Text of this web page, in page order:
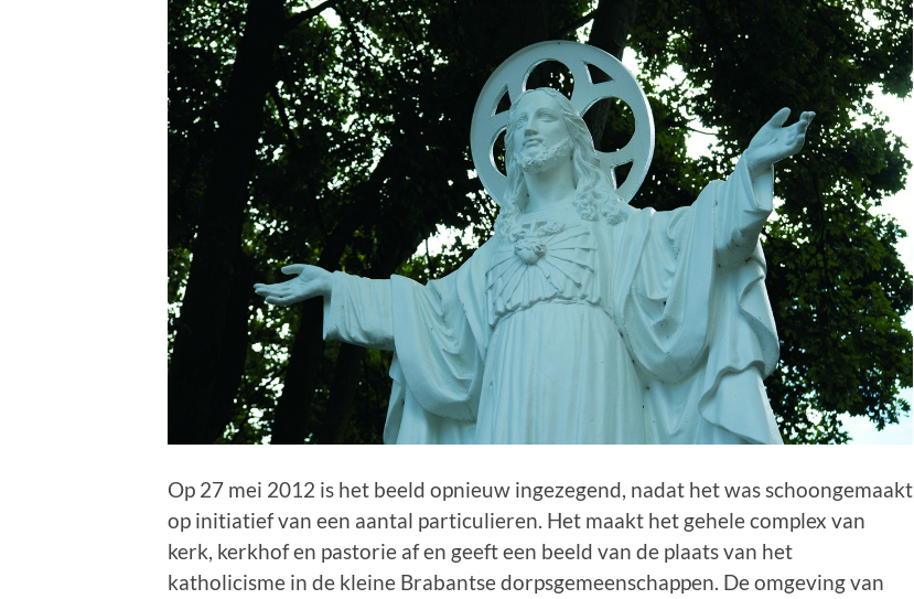
Op 27 mei 2012 is het beeld opnieuw ingezegend, nadat het was schoongemaakt
op initiatief van een aantal particulieren. Het maakt het gehele complex van
kerk, kerkhof en pastorie af en geeft een beeld van de plaats van het
katholicisme in de kleine Brabantse dorpsgemeenschappen. De omgeving van